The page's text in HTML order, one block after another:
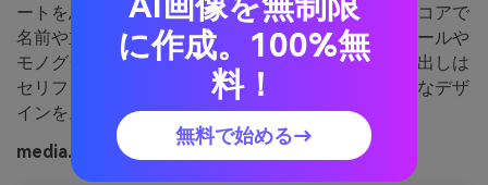
ートを思わせます。淡いピンクを紙のベースに、ココアで
名前や主要な情報を。控えめなローズがワックスシールや
モノグラムのアクセントに最適です。ポイント：見出しは
セリフ、本文はサンセリフで洗練されたタイムレスなデザ
インを。
media.ioによるココアローズダスト画像例
に作成。100%無
料！
無料で始める→